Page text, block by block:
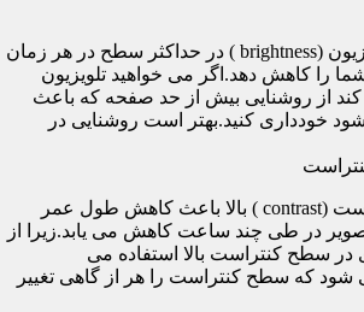
تنظیمات روشنایی تلویزیون (brightness ) در حداکثر سطح در هر زمان
را کاهش دهد.اگر می خواهید تلویزیون
از روشنایی بیش از حد صفحه که باعث
خودداری کنید.بهتر است روشنایی در
استفاده از سطح کنتراست (contrast ) بالا باعث کاهش طول عمر
در طی چند ساعت کاهش می یابد.زیرا از
سطح کنتراست بالا استفاده می
شود که سطح کنتراست را هر از گاهی تغییر